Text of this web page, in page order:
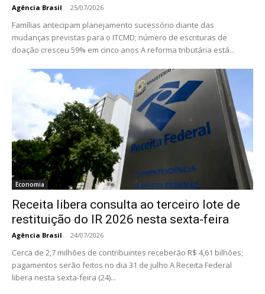
Agência Brasil - 25/07/2026
Famílias antecipam planejamento sucessório diante das
mudanças previstas para o ITCMD; número de escrituras de
doação cresceu 59% em cinco anos A reforma tributária está...
Economia
Receita libera consulta ao terceiro lote de
restituição do IR 2026 nesta sexta-feira
Agência Brasil - 24/07/2026
Cerca de 2,7 milhões de contribuintes receberão R$ 4,61 bilhões;
pagamentos serão feitos no dia 31 de julho A Receita Federal
libera nesta sexta-feira (24)...